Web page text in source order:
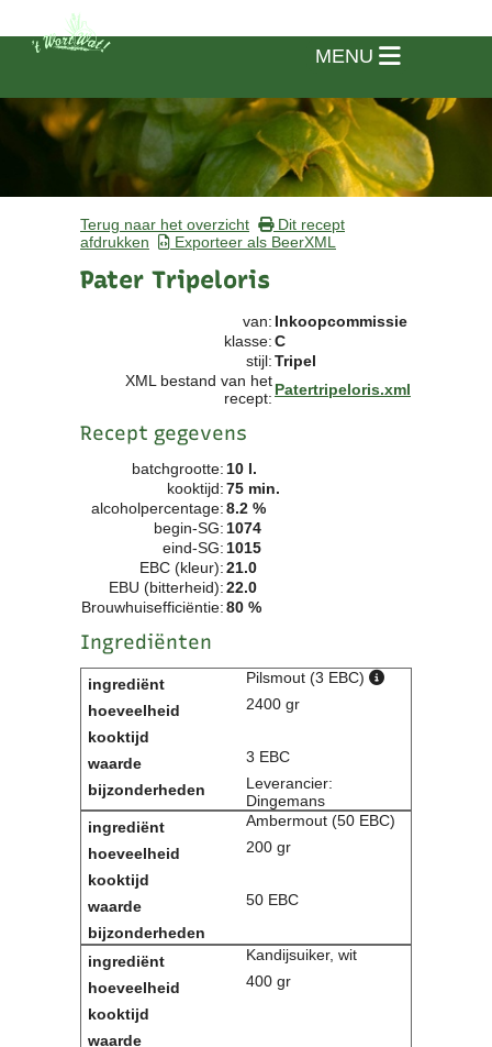
Terug naar het overzicht
Dit recept
afdrukken
Exporteer als BeerXML
Pater Tripeloris
van: Inkoopcommissie
klasse:C
stijl:Tripel
XML bestand van het
recept: Patertripeloris.xml
Recept gegevens
batchgrootte: 10 l.
kooktijd:75 min.
alcoholpercentage:8.2 %
begin-SG: 1074
eind-SG: 1015
EBC (kleur):21.0
EBU (bitterheid):22.0
Brouwhuisefficiëntie:80 %
Ingrediënten
Pilsmout (3 EBC)
2400 gr
3 EBC
Leverancier:
Dingemans
Ambermout (50 EBC)
200 gr
50 EBC
Kandijsuiker, wit
400 gr
MENU
Home
Vereniging
Clubkalender
Informatie
Bestuur
- Historie
Reglementen
Privacyverklaring
Commissies
Polderbok
Wedstrijduitslagen
Prijzen
Bijzondere Leden
- Keurmeesters
- Professioneel
Recepten
Recepten
Zoeken
Bericht